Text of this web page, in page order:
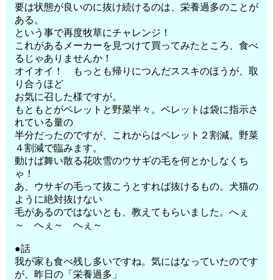
要は状態が良いのに抜け続けるのは、栄養過多のことが
ある。
という事で再度牧草にチャレンジ！
これがあるメーカーを見つけて買ってみたところ、食べ
るじゃありませんか！
オイオイ！ もっとも帰りにつんだススキのほうが、取
り合うほど
お気に召した様ですが。
もともとがペレットと野菜半々。ペレットは袋に指示さ
れている量の
半分だったのですが、これからはペレット２割減。野菜
４割減で臨みます。
動けば舞い散る花吹雪のウサギの毛を何とかしなくち
ゃ！
あ、ウサギの毛って抜こうとすれば抜けるもの。犬猫の
ように絶対抜けない
毛があるのではないとも、教えてもらいました。へぇ
～ へぇ～ へぇ～
●話
我が家も食べ残し多いですね。気にはなっていたのです
が、昨日の「栄養過多」